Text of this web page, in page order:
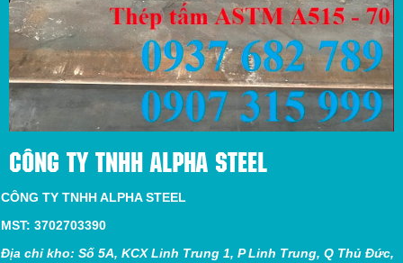
CÔNG TY TNHH ALPHA STEEL
CÔNG TY TNHH ALPHA STEEL
MST: 3702703390
Địa chỉ kho: Số 5A, KCX Linh Trung 1, P Linh Trung, Q Thủ Đức,